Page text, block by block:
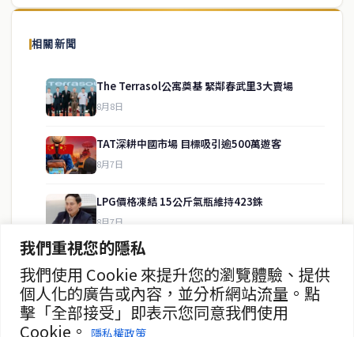
我們重視您的隱私
我們使用 Cookie 來提升您的瀏覽體驗、提供
個人化的廣告或內容，並分析網站流量。點
擊「全部接受」即表示您同意我們使用
Cookie。
隱私權政策
相關新聞
The Terrasol公寓奠基 緊鄰春武里3大賣場
8月8日
TAT深耕中國市場 目標吸引逾500萬遊客
8月7日
LPG價格凍結 15公斤氣瓶維持423銖
8月7日
政府儲蓄債券超額認購8.2倍
8月7日
證交所：外資有望持續流入泰股
泰國中文新聞（TCN）是一家總部設於曼谷的中文新聞媒體，致力於
供即時、客觀、多元的中文新聞內容。
房地產
聯絡資訊
歡迎來信洽詢合作事宜
或提供新聞線索